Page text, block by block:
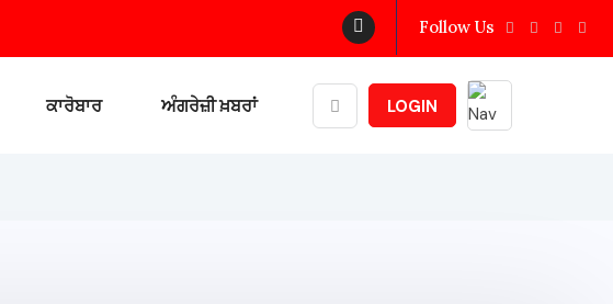
Follow Us
ਕਾਰੋਬਾਰ ਅੰਗਰੇਜ਼ੀ ਖ਼ਬਰਾਂ LOGIN